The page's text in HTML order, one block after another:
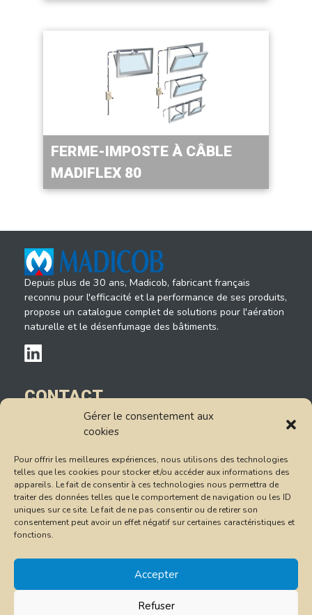
Gérer le consentement aux
cookies
Pour offrir les meilleures expériences, nous utilisons des technologies
telles que les cookies pour stocker et/ou accéder aux informations des
appareils. Le fait de consentir à ces technologies nous permettra de
traiter des données telles que le comportement de navigation ou les ID
uniques sur ce site. Le fait de ne pas consentir ou de retirer son
consentement peut avoir un effet négatif sur certaines caractéristiques et
fonctions.
Accepter
Refuser
FERME-IMPOSTE À CÂBLE
MADIFLEX 80
Depuis plus de 30 ans, Madicob, fabricant français
reconnu pour l'efficacité et la performance de ses produits,
propose un catalogue complet de solutions pour l'aération
naturelle et le désenfumage des bâtiments.
CONTACT
14, rue du Petit Albi
Tél : 01.78.47.85.85
Formulaire de contact
Conditions Générales de Vente
RÉSEAU GROUPE AGP
Anelec